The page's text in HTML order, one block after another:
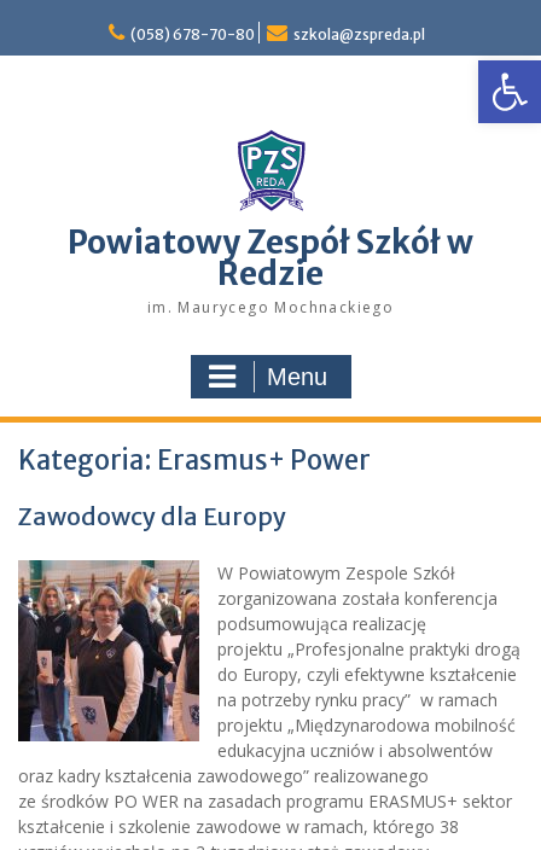
content
(058) 678-70-80 szkola@zspreda.pl
Powiatowy Zespół Szkół w
Redzie
im. Maurycego Mochnackiego
Menu
Kategoria: Erasmus+ Power
Zawodowcy dla Europy
W Powiatowym Zespole Szkół
zorganizowana została konferencja
podsumowująca realizację
projektu „Profesjonalne praktyki drogą
do Europy, czyli efektywne kształcenie
na potrzeby rynku pracy” w ramach
projektu „Międzynarodowa mobilność
edukacyjna uczniów i absolwentów
oraz kadry kształcenia zawodowego” realizowanego
ze środków PO WER na zasadach programu ERASMUS+ sektor
kształcenie i szkolenie zawodowe w ramach, którego 38